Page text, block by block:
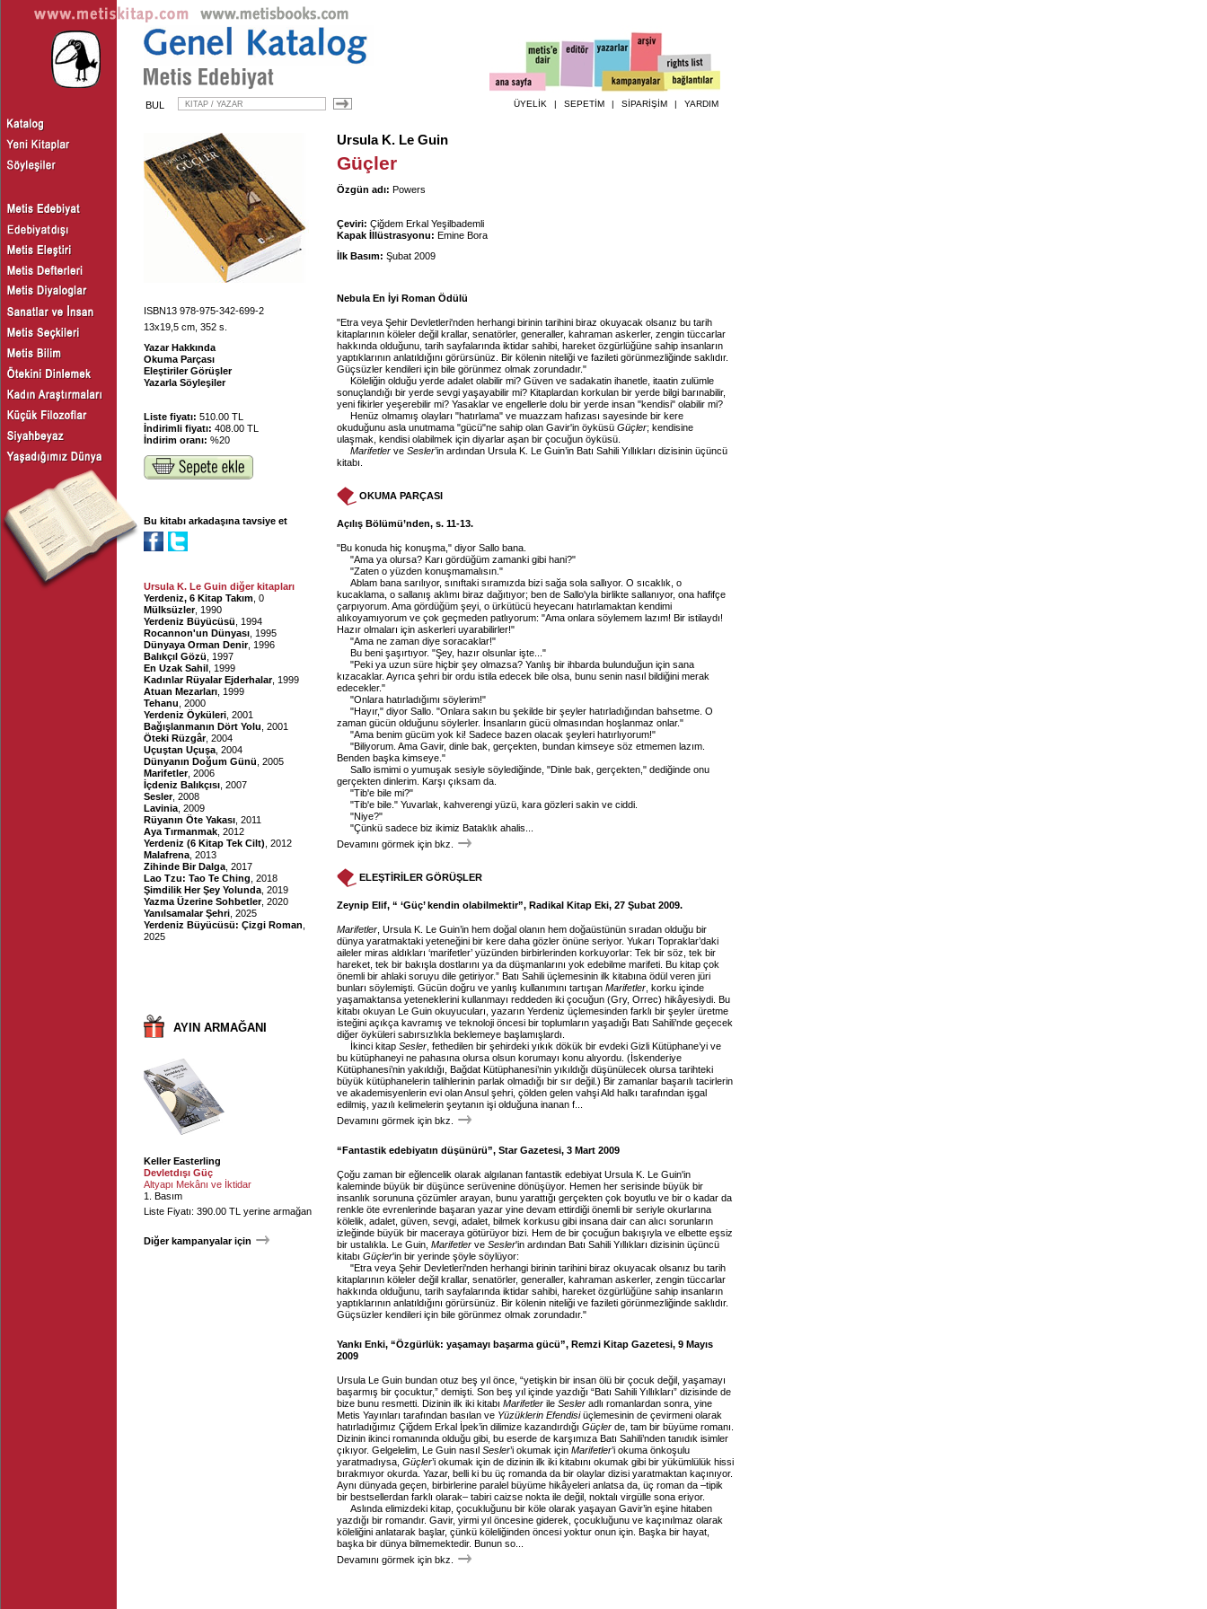
BUL ÜYELİK | SEPETİM | SİPARİŞİM | YARDIM
ISBN13 978-975-342-699-2
13x19,5 cm, 352 s.
Yazar Hakkında
Okuma Parçası
Eleştiriler Görüşler
Yazarla Söyleşiler
Liste fiyatı: 510.00 TL
İndirimli fiyatı: 408.00 TL
İndirim oranı: %20
Bu kitabı arkadaşına tavsiye et
Ursula K. Le Guin diğer kitapları
Yerdeniz, 6 Kitap Takım , 0
Mülksüzler, 1990
Yerdeniz Büyücüsü , 1994
Rocannon'un Dünyası , 1995
Dünyaya Orman Denir, 1996
Balıkçıl Gözü , 1997
En Uzak Sahil , 1999
Kadınlar Rüyalar Ejderhalar, 1999
Atuan Mezarları , 1999
Tehanu , 2000
Yerdeniz Öyküleri , 2001
Bağışlanmanın Dört Yolu , 2001
Öteki Rüzgâr, 2004
Uçuştan Uçuşa , 2004
Dünyanın Doğum Günü , 2005
Marifetler, 2006
İçdeniz Balıkçısı , 2007
Sesler, 2008
Lavinia , 2009
Rüyanın Öte Yakası , 2011
Aya Tırmanmak , 2012
Yerdeniz (6 Kitap Tek Cilt) , 2012
Malafrena , 2013
Zihinde Bir Dalga , 2017
Lao Tzu: Tao Te Ching , 2018
Şimdilik Her Şey Yolunda , 2019
Yazma Üzerine Sohbetler, 2020
Yanılsamalar Şehri , 2025
Yerdeniz Büyücüsü: Çizgi Roman
2025
AYIN ARMAĞANI
Keller Easterling
Devletdışı Güç
Altyapı Mekânı ve İktidar
1. Basım
Liste Fiyatı: 390.00 TL yerine armağan
Diğer kampanyalar için
Ursula K. Le Guin
Güçler
Özgün adı: Powers
Çeviri: Çiğdem Erkal Yeşilbademli
Kapak İllüstrasyonu: Emine Bora
İlk Basım: Şubat 2009
Nebula En İyi Roman Ödülü
"Etra veya Şehir Devletleri'nden herhangi birinin tarihini biraz okuyacak olsanız bu tarih
kitaplarının köleler değil krallar, senatörler, generaller, kahraman askerler, zengin tüccarlar
hakkında olduğunu, tarih sayfalarında iktidar sahibi, hareket özgürlüğüne sahip insanların
yaptıklarının anlatıldığını görürsünüz. Bir kölenin niteliği ve fazileti görünmezliğinde saklıdır.
Güçsüzler kendileri için bile görünmez olmak zorundadır."
Köleliğin olduğu yerde adalet olabilir mi? Güven ve sadakatin ihanetle, itaatin zulümle
sonuçlandığı bir yerde sevgi yaşayabilir mi? Kitaplardan korkulan bir yerde bilgi barınabilir,
yeni fikirler yeşerebilir mi? Yasaklar ve engellerle dolu bir yerde insan "kendisi" olabilir mi?
Henüz olmamış olayları "hatırlama" ve muazzam hafızası sayesinde bir kere
okuduğunu asla unutmama "gücü"ne sahip olan Gavir'in öyküsü Güçler; kendisine
ulaşmak, kendisi olabilmek için diyarlar aşan bir çocuğun öyküsü.
Marifetler ve Sesler’in ardından Ursula K. Le Guin’in Batı Sahili Yıllıkları dizisinin üçüncü
kitabı.
OKUMA PARÇASI
Açılış Bölümü’nden, s. 11-13.
"Bu konuda hiç konuşma," diyor Sallo bana.
"Ama ya olursa? Karı gördüğüm zamanki gibi hani?"
"Zaten o yüzden konuşmamalısın."
Ablam bana sarılıyor, sınıftaki sıramızda bizi sağa sola sallıyor. O sıcaklık, o
kucaklama, o sallanış aklımı biraz dağıtıyor; ben de Sallo'yla birlikte sallanıyor, ona hafifçe
çarpıyorum. Ama gördüğüm şeyi, o ürkütücü heyecanı hatırlamaktan kendimi
alıkoyamıyorum ve çok geçmeden patlıyorum: "Ama onlara söylemem lazım! Bir istilaydı!
Hazır olmaları için askerleri uyarabilirler!"
"Ama ne zaman diye soracaklar!"
Bu beni şaşırtıyor. "Şey, hazır olsunlar işte..."
"Peki ya uzun süre hiçbir şey olmazsa? Yanlış bir ihbarda bulunduğun için sana
kızacaklar. Ayrıca şehri bir ordu istila edecek bile olsa, bunu senin nasıl bildiğini merak
edecekler."
"Onlara hatırladığımı söylerim!"
"Hayır," diyor Sallo. "Onlara sakın bu şekilde bir şeyler hatırladığından bahsetme. O
zaman gücün olduğunu söylerler. İnsanların gücü olmasından hoşlanmaz onlar."
"Ama benim gücüm yok ki! Sadece bazen olacak şeyleri hatırlıyorum!"
"Biliyorum. Ama Gavir, dinle bak, gerçekten, bundan kimseye söz etmemen lazım.
Benden başka kimseye."
Sallo ismimi o yumuşak sesiyle söylediğinde, "Dinle bak, gerçekten," dediğinde onu
gerçekten dinlerim. Karşı çıksam da.
"Tib'e bile mi?"
"Tib'e bile." Yuvarlak, kahverengi yüzü, kara gözleri sakin ve ciddi.
"Niye?"
"Çünkü sadece biz ikimiz Bataklık ahalis...
Devamını görmek için bkz.
ELEŞTİRİLER GÖRÜŞLER
Zeynip Elif, “ ‘Güç’ kendin olabilmektir”, Radikal Kitap Eki, 27 Şubat 2009.
Marifetler , Ursula K. Le Guin’in hem doğal olanın hem doğaüstünün sıradan olduğu bir
dünya yaratmaktaki yeteneğini bir kere daha gözler önüne seriyor. Yukarı Topraklar’daki
aileler miras aldıkları ‘marifetler’ yüzünden birbirlerinden korkuyorlar: Tek bir söz, tek bir
hareket, tek bir bakışla dostlarını ya da düşmanlarını yok edebilme marifeti. Bu kitap çok
önemli bir ahlaki soruyu dile getiriyor.” Batı Sahili üçlemesinin ilk kitabına ödül veren jüri
bunları söylemişti. Gücün doğru ve yanlış kullanımını tartışan Marifetler , korku içinde
yaşamaktansa yeteneklerini kullanmayı reddeden iki çocuğun (Gry, Orrec) hikâyesiydi. Bu
kitabı okuyan Le Guin okuyucuları, yazarın Yerdeniz üçlemesinden farklı bir şeyler üretme
isteğini açıkça kavramış ve teknoloji öncesi bir toplumların yaşadığı Batı Sahili’nde geçecek
diğer öyküleri sabırsızlıkla beklemeye başlamışlardı.
İkinci kitap Sesler , fethedilen bir şehirdeki yıkık dökük bir evdeki Gizli Kütüphane’yi ve
bu kütüphaneyi ne pahasına olursa olsun korumayı konu alıyordu. (İskenderiye
Kütüphanesi’nin yakıldığı, Bağdat Kütüphanesi’nin yıkıldığı düşünülecek olursa tarihteki
büyük kütüphanelerin talihlerinin parlak olmadığı bir sır değil.) Bir zamanlar başarılı tacirlerin
ve akademisyenlerin evi olan Ansul şehri, çölden gelen vahşi Ald halkı tarafından işgal
edilmiş, yazılı kelimelerin şeytanın işi olduğuna inanan f...
Devamını görmek için bkz.
“Fantastik edebiyatın düşünürü”, Star Gazetesi, 3 Mart 2009
Çoğu zaman bir eğlencelik olarak algılanan fantastik edebiyat Ursula K. Le Guin'in
kaleminde büyük bir düşünce serüvenine dönüşüyor. Hemen her serisinde büyük bir
insanlık sorununa çözümler arayan, bunu yarattığı gerçekten çok boyutlu ve bir o kadar da
renkle öte evrenlerinde başaran yazar yine devam ettirdiği önemli bir seriyle okurlarına
kölelik, adalet, güven, sevgi, adalet, bilmek korkusu gibi insana dair can alıcı sorunların
izleğinde büyük bir maceraya götürüyor bizi. Hem de bir çocuğun bakışıyla ve elbette eşsiz
bir ustalıkla. Le Guin, Marifetler ve Sesler'in ardından Batı Sahili Yıllıkları dizisinin üçüncü
kitabı Güçler'in bir yerinde şöyle söylüyor:
"Etra veya Şehir Devletleri'nden herhangi birinin tarihini biraz okuyacak olsanız bu tarih
kitaplarının köleler değil krallar, senatörler, generaller, kahraman askerler, zengin tüccarlar
hakkında olduğunu, tarih sayfalarında iktidar sahibi, hareket özgürlüğüne sahip insanların
yaptıklarının anlatıldığını görürsünüz. Bir kölenin niteliği ve fazileti görünmezliğinde saklıdır.
Güçsüzler kendileri için bile görünmez olmak zorundadır."
Yankı Enki, “Özgürlük: yaşamayı başarma gücü”, Remzi Kitap Gazetesi, 9 Mayıs
2009
Ursula Le Guin bundan otuz beş yıl önce, “yetişkin bir insan ölü bir çocuk değil, yaşamayı
başarmış bir çocuktur,” demişti. Son beş yıl içinde yazdığı “Batı Sahili Yıllıkları” dizisinde de
bize bunu resmetti. Dizinin ilk iki kitabı Marifetler ile Sesler adlı romanlardan sonra, yine
Metis Yayınları tarafından basılan ve Yüzüklerin Efendisiüçlemesinin de çevirmeni olarak
hatırladığımız Çiğdem Erkal İpek’in dilimize kazandırdığı Güçler de, tam bir büyüme romanı.
Dizinin ikinci romanında olduğu gibi, bu eserde de karşımıza Batı Sahili’nden tanıdık isimler
çıkıyor. Gelgelelim, Le Guin nasıl Sesler’i okumak için Marifetler’i okuma önkoşulu
yaratmadıysa, Güçler’i okumak için de dizinin ilk iki kitabını okumak gibi bir yükümlülük hissi
bırakmıyor okurda. Yazar, belli ki bu üç romanda da bir olaylar dizisi yaratmaktan kaçınıyor.
Aynı dünyada geçen, birbirlerine paralel büyüme hikâyeleri anlatsa da, üç roman da –tipik
bir bestsellerdan farklı olarak– tabiri caizse nokta ile değil, noktalı virgülle sona eriyor.
Aslında elimizdeki kitap, çocukluğunu bir köle olarak yaşayan Gavir’in eşine hitaben
yazdığı bir romandır. Gavir, yirmi yıl öncesine giderek, çocukluğunu ve kaçınılmaz olarak
köleliğini anlatarak başlar, çünkü köleliğinden öncesi yoktur onun için. Başka bir hayat,
başka bir dünya bilmemektedir. Bunun so...
Devamını görmek için bkz.